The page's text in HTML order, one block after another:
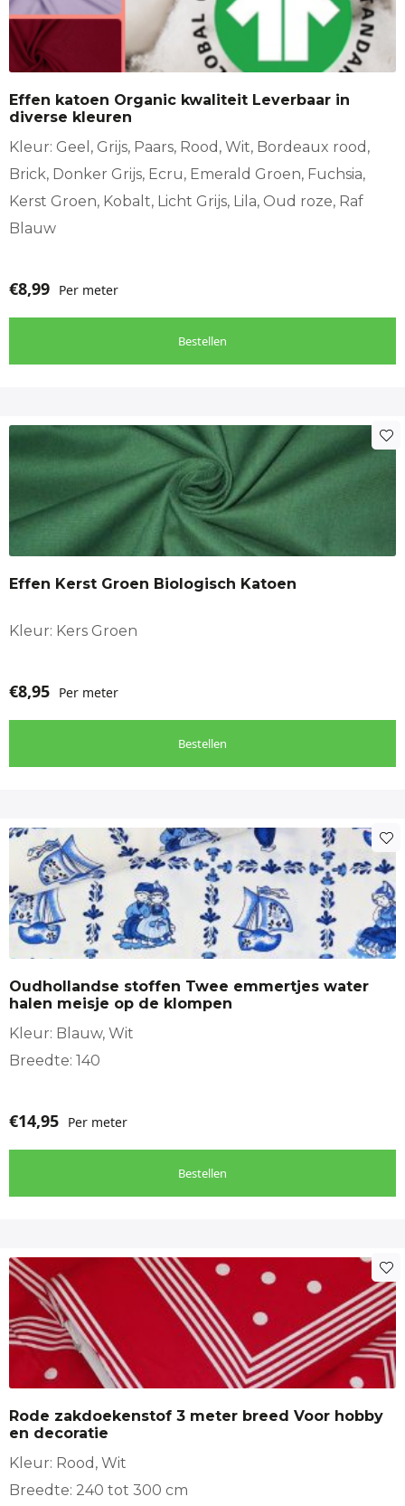
Effen katoen Organic kwaliteit Leverbaar in
diverse kleuren
Kleur: Geel, Grijs, Paars, Rood, Wit, Bordeaux rood,
Brick, Donker Grijs, Ecru, Emerald Groen, Fuchsia,
Kerst Groen, Kobalt, Licht Grijs, Lila, Oud roze, Raf
Blauw
€8,99 Per meter
Bestellen
meerdere
variaties.
Deze
kan
gekozen
worden
op
productpagina
Effen Kerst Groen Biologisch Katoen
Kleur: Kers Groen
€8,95 Per meter
Bestellen
Oudhollandse stoffen Twee emmertjes water
halen meisje op de klompen
Kleur: Blauw, Wit
Breedte: 140
€14,95 Per meter
Bestellen
Rode zakdoekenstof 3 meter breed Voor hobby
en decoratie
Kleur: Rood, Wit
Breedte: 240 tot 300 cm